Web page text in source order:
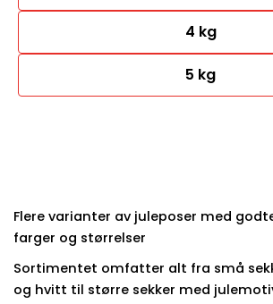
4 kg
5 kg
Flere varianter av juleposer med
farger og størrelser
Sortimentet omfatter alt fra små
og hvitt til større sekker med